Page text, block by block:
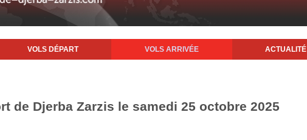
VOLS DÉPART VOLS ARRIVÉE ACTUALITÉ
de Djerba Zarzis le samedi 25 octobre 2025